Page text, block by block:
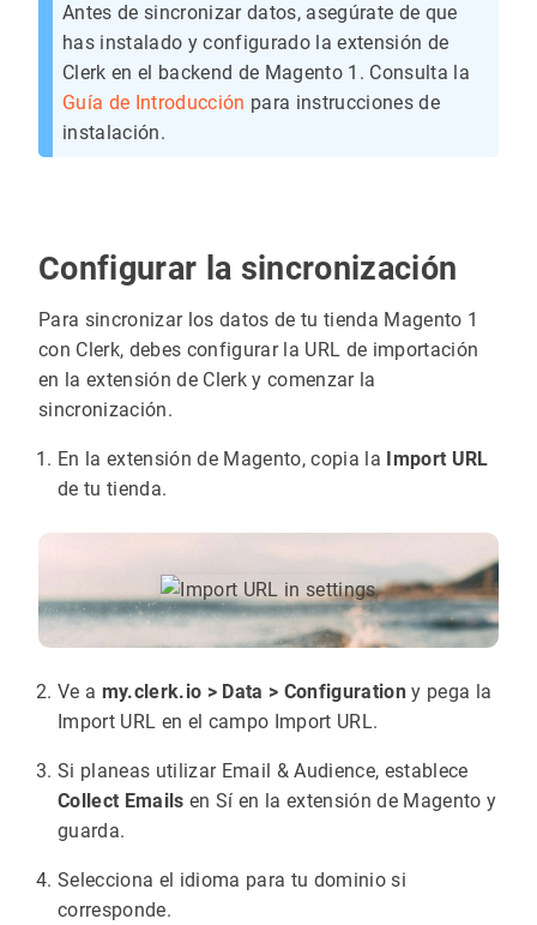
Antes de sincronizar datos, asegúrate de que
has instalado y configurado la extensión de
Clerk en el backend de Magento 1. Consulta la
Guía de Introducción para instrucciones de
instalación.
Configurar la sincronización
Para sincronizar los datos de tu tienda Magento 1
con Clerk, debes configurar la URL de importación
en la extensión de Clerk y comenzar la
sincronización.
En la extensión de Magento, copia la Import URL
de tu tienda.
Ve a my.clerk.io > Data > Configurationy pega la
Import URL en el campo Import URL.
Si planeas utilizar Email & Audience, establece
Collect Emails en Sí en la extensión de Magento y
guarda.
Selecciona el idioma para tu dominio si
corresponde.